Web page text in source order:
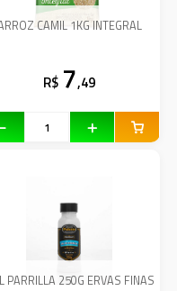
CAMIL 1KG INTEGRAL
R$ 7,49
PARRILLA 250G ERVAS FINAS